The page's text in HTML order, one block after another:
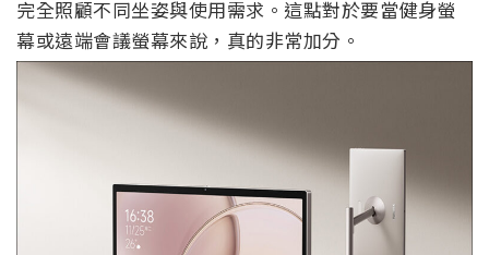
完全照顧不同坐姿與使用需求。這點對於要當健身螢
幕或遠端會議螢幕來說，真的非常加分。